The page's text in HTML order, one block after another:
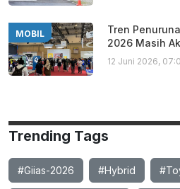
MOBIL
Tren
2026 Masih
12 Juni 2026,
Trending Tags
#Giias-2026 #Hybrid